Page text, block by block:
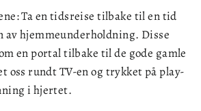
Ta en tidsreise tilbake til en tid
av hjemmeunderholdning. Disse
en portal tilbake til de gode gamle
oss rundt TV-en og trykket på play-
i hjertet.